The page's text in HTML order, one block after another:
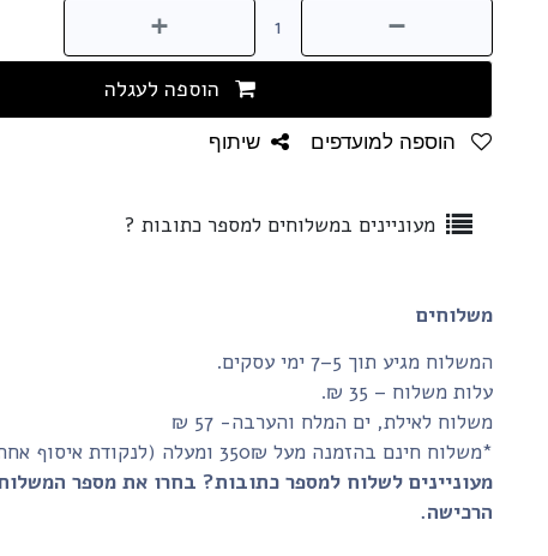
הוספה לעגלה
הוספה למועדפים
שיתוף
מעוניינים במשלוחים למספר כתובות ?
משלוחים
המשלוח מגיע תוך 5–7 ימי עסקים.
עלות משלוח – 35 ₪.
משלוח לאילת, ים המלח והערבה- 57 ₪
*משלוח חינם בהזמנה מעל 350₪ ומעלה (לנקודת איסוף אחת).
מעוניינים לשלוח למספר כתובות? בחרו את מספר
הרכישה.